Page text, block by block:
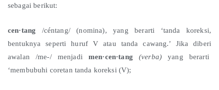
sebagai berikut:
cen·tang /céntang/ (nomina), yang berarti ‘tanda koreksi,
bentuknya seperti huruf V atau tanda cawang.’ Jika diberi
awalan /me-/ menjadimen·cen·tang (verba) yang
berarti
‘membubuhi coretan tanda koreksi (V);